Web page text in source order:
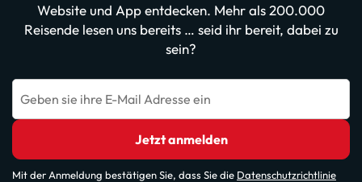
Website und App entdecken. Mehr als 200.000
Reisende lesen uns bereits … seid ihr bereit, dabei zu
sein?
Geben sie ihre E-Mail Adresse ein
Jetzt anmelden
Mit der Anmeldung bestätigen Sie, dass Sie die Datenschutzrichtlinie